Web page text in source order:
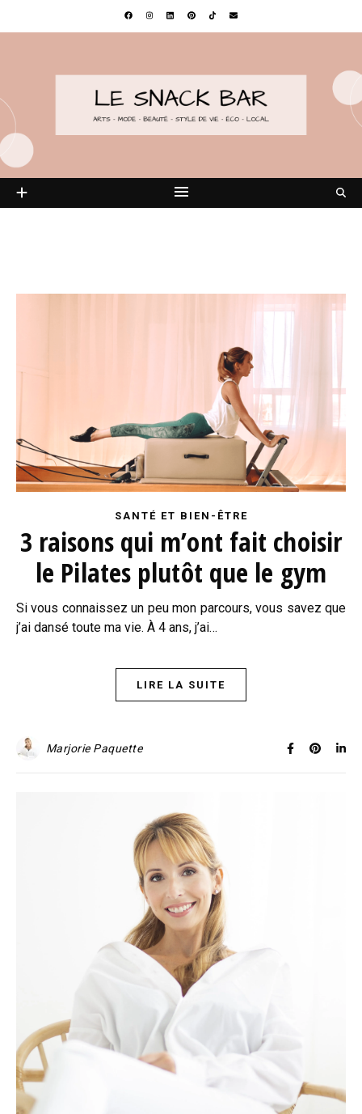
SANTÉ ET BIEN-ÊTRE
3 raisons qui m’ont fait choisir
le Pilates plutôt que le gym
Si vous connaissez un peu mon parcours, vous savez que
j’ai dansé toute ma vie. À 4 ans, j’ai…
LIRE LA SUITE
Marjorie Paquette